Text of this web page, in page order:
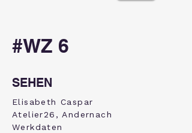
#WZ 6
SEHEN
Elisabeth Caspar
Atelier26, Andernach
Werkdaten